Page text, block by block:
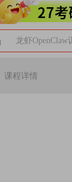
龙虾OpenClaw
课程详情